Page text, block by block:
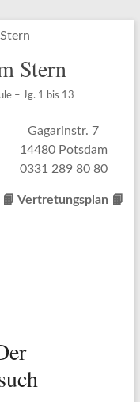
Stern
– Jg. 1 bis 13
Gagarinstr. 7
14480 Potsdam
0331 289 80 80
📙 Vertretungsplan 📙